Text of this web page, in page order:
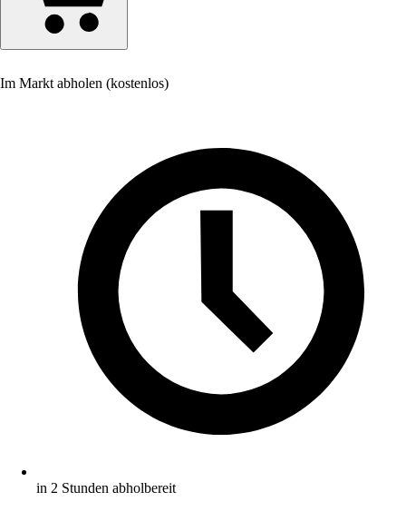
Im Markt abholen (kostenlos)
in 2 Stunden abholbereit